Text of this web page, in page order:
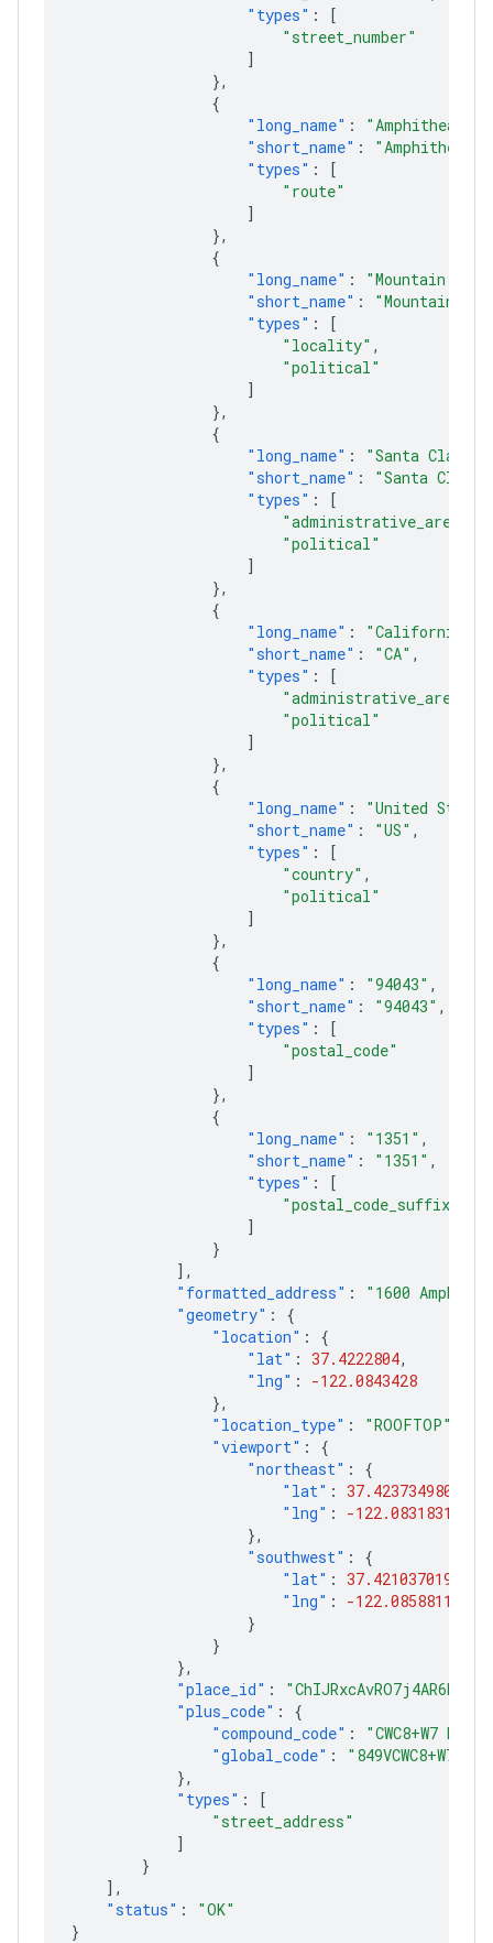
"types" :
[
"street_number"
]
},
{
"long_name" :
"Amphitheatre
"short_name" :
"types" :
[
"route"
]
},
{
"long_name" :
"Mountain
"short_name" :
"Mountain
"types" :
[
"locality" ,
"political"
]
},
{
"long_name" :
"Santa Clara
"short_name" :
"Santa Clara
"types" :
[
"political"
]
},
{
"long_name" : "California"
"short_name" : "CA" ,
"types" :
[
"political"
]
},
{
"long_name" :
"United
"short_name" : "US" ,
"types" :
[
"country" ,
"political"
]
},
{
"long_name" : "94043" ,
"short_name" : "94043" ,
"types" :
[
"postal_code"
]
},
{
"long_name" : "1351" ,
"short_name" : "1351" ,
"types" :
[
"postal_code_suffix"
]
}
],
"formatted_address" :
"1600
"geometry" :
{
"location" :
{
"lat" : 37.4222804,
"lng" :
-122.0843428
},
"location_type" : "ROOFTOP"
"viewport" :
{
"northeast" :
{
"lat" : 37.4237349802915
"lng" :
-
},
"southwest" :
{
"lat" : 37.4210370197085
"lng" :
-
}
}
},
"place_id" :
"plus_code" :
{
"compound_code" :
"CWC8+W7
"global_code" :
"849VCWC8+W7"
},
"types" :
[
"street_address"
]
}
],
"status" :
"OK"
}